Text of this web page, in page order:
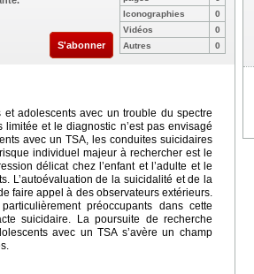
S'abonner
Iconographies
0
Vidéos
0
Autres
0
adolescents avec un trouble du spectre
et le diagnostic n’est pas envisagé
avec un TSA, les conduites suicidaires
individuel majeur à rechercher est le
délicat chez l’enfant et l’adulte et le
L’autoévaluation de la suicidalité et de la
faire appel à des observateurs extérieurs.
préoccupants dans cette
suicidaire. La poursuite de recherche
avec un TSA s’avère un champ